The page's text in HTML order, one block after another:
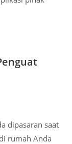
dipasaran saat
rumah Anda